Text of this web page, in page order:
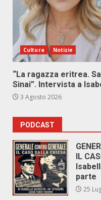
Cultura Notizie
“La ragazza eritrea.
Sinai”. Intervista a
3 Agosto 2026
PODCAST
IL
parte
25